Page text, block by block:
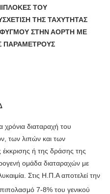
ΤΟΥ
ΤΗΣ ΤΑΧΥΤΗΤΑΣ
ΣΤΗΝ ΑΟΡΤΗ ΜΕ
ΠΑΡΑΜΕΤΡΟΥΣ
χρόνια διαταραχή του
των λιπών και των
ή της δράσης της
ομάδα διαταραχών με
Στις Η.Π.Α αποτελεί την
7-8% του γενικού